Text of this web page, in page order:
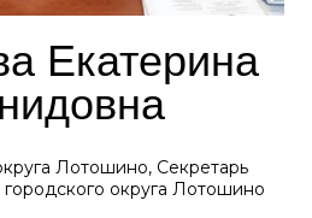
Екатерина
Лотошино, Секретарь
округа Лотошино